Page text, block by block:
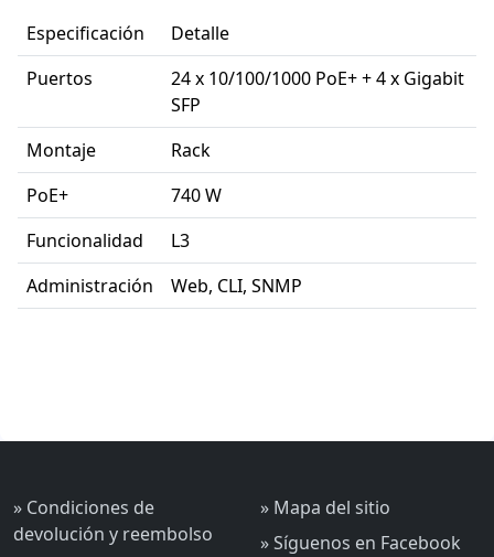
Especificación
Detalle
Puertos
24 x 10/100/1000 PoE+ + 4 x Gigabit
SFP
Montaje
Rack
PoE+
740 W
Funcionalidad
L3
Administración
Web, CLI, SNMP
» Condiciones de
devolución y reembolso
» Mapa del sitio
» Síguenos en Facebook